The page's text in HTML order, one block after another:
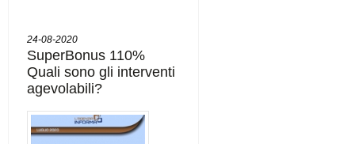
24-08-2020
SuperBonus 110%
Quali sono gli interventi
agevolabili?